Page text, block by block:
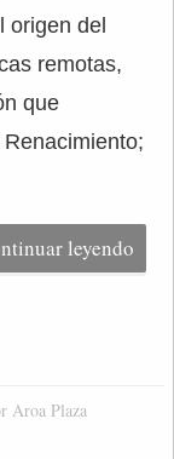
origen del
remotas,
que
leyendo
Aroa Plaza